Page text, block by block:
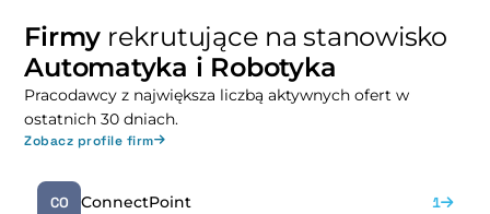
Firmy rekrutujące na stanowisko
Automatyka i Robotyka
Pracodawcy z największa liczbą aktywnych ofert w
ostatnich 30 dniach.
Zobacz profile firm
CO ConnectPoint 1